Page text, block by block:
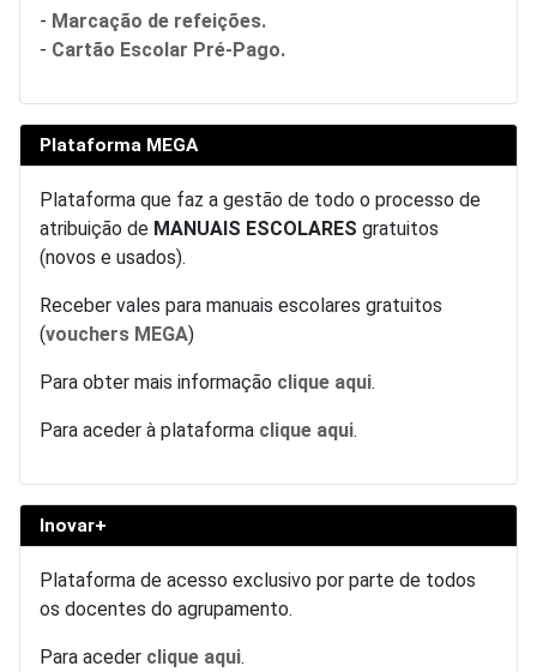
- Marcação de refeições.
- Cartão Escolar Pré-Pago.
Plataforma MEGA
Plataforma que faz a gestão de todo o processo de
atribuição de MANUAIS ESCOLARES gratuitos
(novos e usados).
Receber vales para manuais escolares gratuitos
(vouchers MEGA)
Para obter mais informação clique aqui.
Para aceder à plataforma clique aqui.
Inovar+
Plataforma de acesso exclusivo por parte de todos
os docentes do agrupamento.
Para aceder clique aqui.